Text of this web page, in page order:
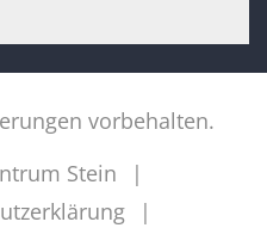
vorbehalten.
Stein